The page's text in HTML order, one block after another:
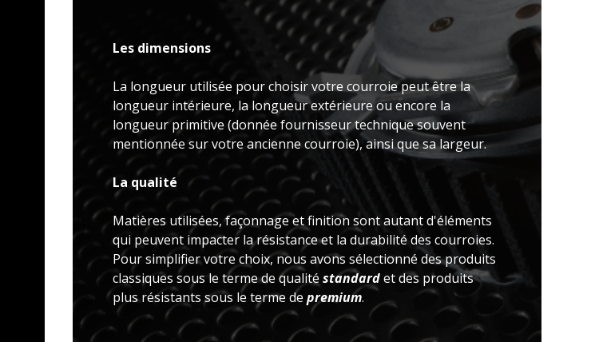
Les dimensions
La longueur utilisée pour choisir votre courroie peut être la
longueur intérieure, la longueur extérieure ou encore la
longueur primitive (donnée fournisseur technique souvent
mentionnée sur votre ancienne courroie), ainsi que sa largeur.
La qualité
Matières utilisées, façonnage et finition sont autant d'éléments
qui peuvent impacter la résistance et la durabilité des courroies.
Pour simplifier votre choix, nous avons sélectionné des produits
classiques sous le terme de qualité standardet des produits
plus résistants sous le terme de premium.